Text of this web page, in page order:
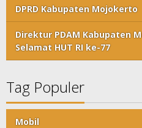
DPRD Kabupaten Mojokerto
Direktur PDAM Kabupaten
Selamat HUT RI ke-77
Tag Populer
Mobil